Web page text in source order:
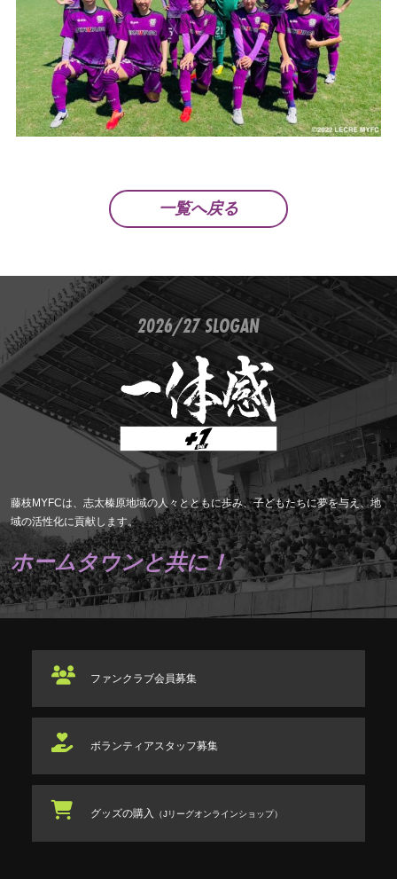
一覧へ戻る
2026/27 SLOGAN
藤枝MYFCは、志太榛原地域の人々とともに歩み、子どもたちに夢を与え、地
域の活性化に貢献します。
ホームタウンと共に！
ファンクラブ会員募集
ボランティアスタッフ募集
グッズの購入 （Jリーグオンラインショップ）